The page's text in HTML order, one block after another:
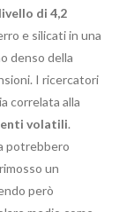
di 4,2
e silicati in una
denso della
I ricercatori
correlata alla
volatili.
potrebbero
un
però